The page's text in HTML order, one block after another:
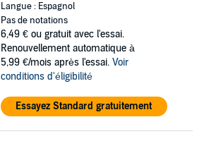
Langue : Espagnol
Pas de notations
6,49 € ou gratuit avec l'essai.
Renouvellement automatique à
5,99 €/mois après l'essai. Voir
conditions d'éligibilité
Essayez Standard gratuitement